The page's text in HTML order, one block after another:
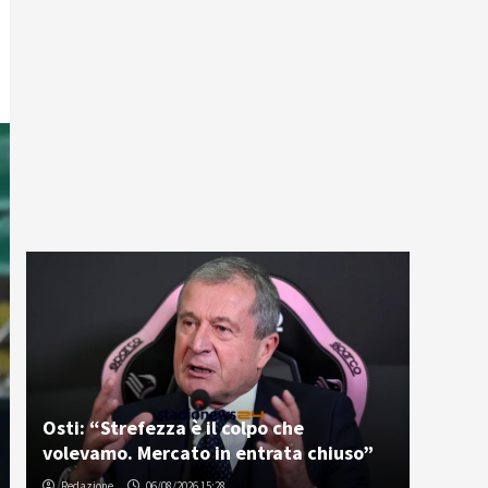
Osti: “Strefezza è il colpo che
volevamo. Mercato in entrata chiuso”